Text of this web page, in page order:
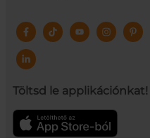
Töltsd le applikációnkat!